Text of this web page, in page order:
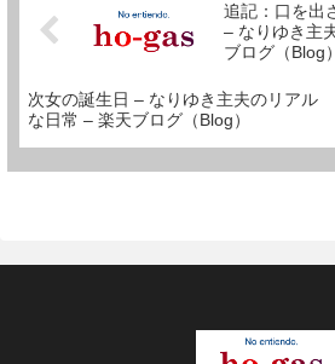
追記：口を出
– なりゆき主
ブログ（Blog）
次女の誕生日 – なりゆき主夫のリアル
な日常 – 楽天ブログ（Blog）